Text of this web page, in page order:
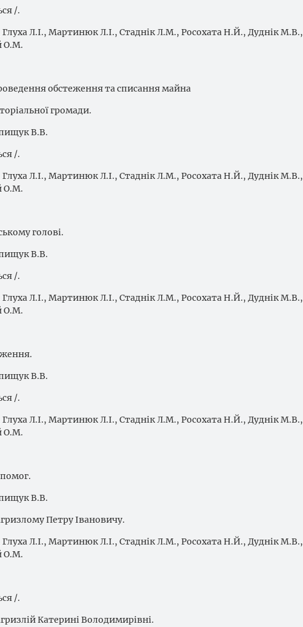
/.
Л.І., Мартинюк Л.І., Стаднік Л.М., Росохата Н.Й., Дуднік М.В.,
О.М.
обстеження та списання майна
громади.
В.В.
/.
Л.І., Мартинюк Л.І., Стаднік Л.М., Росохата Н.Й., Дуднік М.В.,
О.М.
голові.
В.В.
/.
Л.І., Мартинюк Л.І., Стаднік Л.М., Росохата Н.Й., Дуднік М.В.,
О.М.
В.В.
/.
Л.І., Мартинюк Л.І., Стаднік Л.М., Росохата Н.Й., Дуднік М.В.,
О.М.
В.В.
Петру Івановичу.
Л.І., Мартинюк Л.І., Стаднік Л.М., Росохата Н.Й., Дуднік М.В.,
О.М.
/.
Катерині Володимирівні.